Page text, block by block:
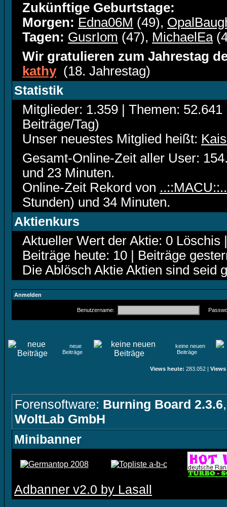
Zukünftige Geburtstage:
Morgen: Edna06M (49),
Tagen: GusrIom (47), MichaelEa
Wir gratulieren zum Jahrestag
kathy(18. Jahrestag)
Statistik
Mitglieder: 1.359 | Themen:
Beiträge/Tag)
Unser neuestes Mitglied heißt:
Gesamt-Online-Zeit aller User:
und 23 Minuten.
Online-Zeit Rekord von ..::MACU::..
Stunden) und 34 Minuten.
Aktienkurs
Aktueller Wert der Aktie: 0 Löschis
Beiträge heute: 10 | Beiträge
Die Ablösch Aktie Aktien sind seid
Anmelden
Benutzername:
neue
Beiträge
keine neuen
Beiträge
Views heute: 283.052 |
Forensoftware: Burning Board 2.3.6
WoltLab GmbH
Minibanner
Adbanner v2.0 by Lasall